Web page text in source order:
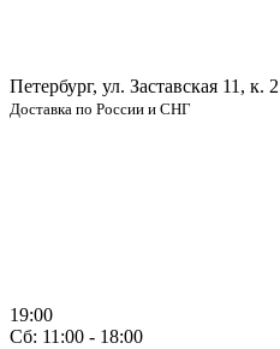
Петербург, ул. Заставская 11, к. 2
Доставка по России и СНГ
19:00
Сб: 11:00 - 18:00